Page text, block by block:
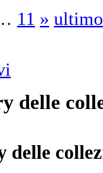
11 » ultimo
delle
delle